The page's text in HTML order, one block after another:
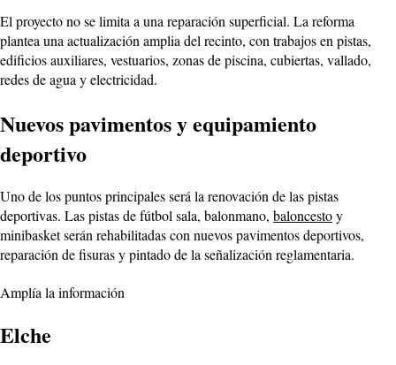
El proyecto no se limita a una reparación superficial. La reforma
plantea una actualización amplia del recinto, con trabajos en pistas,
edificios auxiliares, vestuarios, zonas de piscina, cubiertas, vallado,
redes de agua y electricidad.
Nuevos pavimentos y equipamiento
deportivo
Uno de los puntos principales será la renovación de las pistas
deportivas. Las pistas de fútbol sala, balonmano, baloncestoy
minibasket serán rehabilitadas con nuevos pavimentos deportivos,
reparación de fisuras y pintado de la señalización reglamentaria.
Amplía la información
Elche